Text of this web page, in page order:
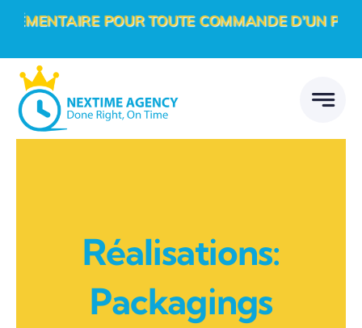
Passer
contenu
POUR TOUTE COMMANDE D’UN
Réalisations:
Packagings